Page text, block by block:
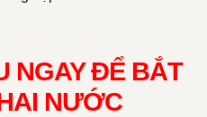
NGAY ĐỂ BẮT
NƯỚC